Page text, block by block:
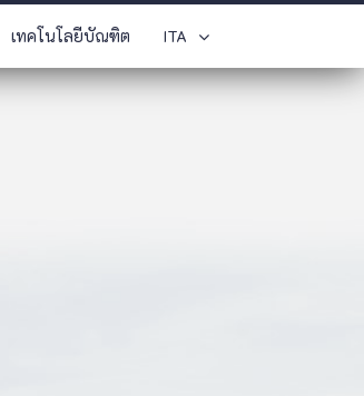
เทคโนโลยีบัณฑิต ITA